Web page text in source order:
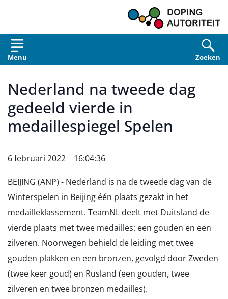
Menu Zoeken
Nederland na tweede dag
gedeeld vierde in
medaillespiegel Spelen
6 februari 2022 16:04:36
BEIJING (ANP) - Nederland is na de tweede dag van de
Winterspelen in Beijing één plaats gezakt in het
medailleklassement. TeamNL deelt met Duitsland de
vierde plaats met twee medailles: een gouden en een
zilveren. Noorwegen behield de leiding met twee
gouden plakken en een bronzen, gevolgd door Zweden
(twee keer goud) en Rusland (een gouden, twee
zilveren en twee bronzen medailles).